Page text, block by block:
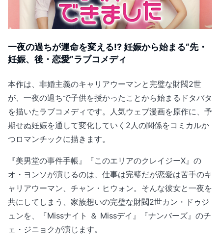
一夜の過ちが運命を変える!? 妊娠から始まる“先・
妊娠、後・恋愛”ラブコメディ
本作は、非婚主義のキャリアウーマンと完璧な財閥2世
が、一夜の過ちで子供を授かったことから始まるドタバタ
を描いたラブコメディです。人気ウェブ漫画を原作に、予
期せぬ妊娠を通して変化していく2人の関係をコミカルか
つロマンチックに描きます。
『美男堂の事件手帳』『このエリアのクレイジーX』の
オ・ヨンソが演じるのは、仕事は完璧だが恋愛は苦手のキ
ャリアウーマン、チャン・ヒウォン。そんな彼女と一夜を
共にしてしまう、家族想いの完璧な財閥2世カン・ドゥジ
ュンを、『Missナイト ＆ Missデイ』『ナンバーズ』のチ
ェ・ジニョクが演じます。